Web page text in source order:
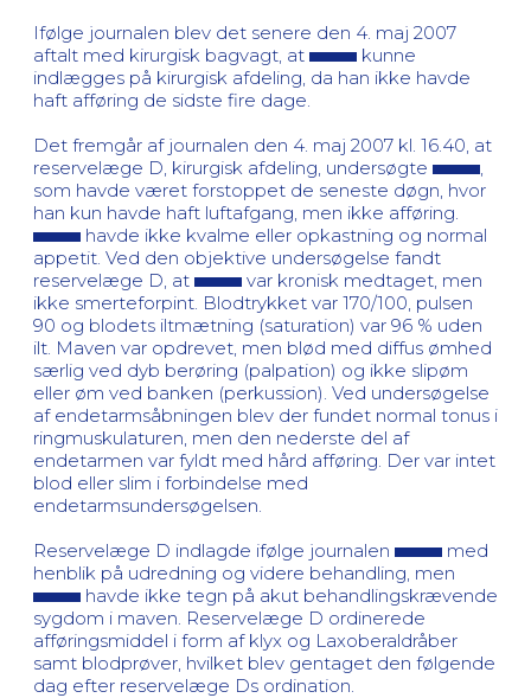
Ifølge journalen blev det senere den 4. maj 2007
aftalt med kirurgisk bagvagt, at
kunne
indlægges på kirurgisk afdeling, da han ikke havde
haft afføring de sidste fire dage.
Det fremgår af journalen den 4. maj 2007 kl. 16.40, at
reservelæge D, kirurgisk afdeling, undersøgte
som havde været forstoppet de seneste døgn, hvor
han kun havde haft luftafgang, men ikke afføring.
havde ikke kvalme eller opkastning og normal
appetit. Ved den objektive undersøgelse fandt
reservelæge D, at
var kronisk medtaget, men
ikke smerteforpint. Blodtrykket var 170/100, pulsen
90 og blodets iltmætning (saturation) var 96 % uden
ilt. Maven var opdrevet, men blød med diffus ømhed
særlig ved dyb berøring (palpation) og ikke slipøm
eller øm ved banken (perkussion). Ved undersøgelse
af endetarmsåbningen blev der fundet normal tonus i
ringmuskulaturen, men den nederste del af
endetarmen var fyldt med hård afføring. Der var intet
blod eller slim i forbindelse med
endetarmsundersøgelsen.
Reservelæge D indlagde ifølge journalen
med
henblik på udredning og videre behandling, men
havde ikke tegn på akut behandlingskrævende
sygdom i maven. Reservelæge D ordinerede
afføringsmiddel i form af klyx og Laxoberaldråber
samt blodprøver, hvilket blev gentaget den følgende
dag efter reservelæge Ds ordination.